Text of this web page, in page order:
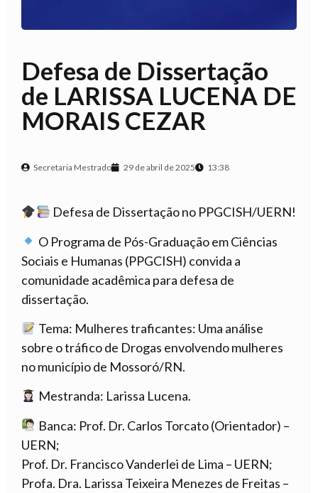
Defesa de Dissertação
de LARISSA LUCENA DE
MORAIS CEZAR
Secretaria Mestrado 29 de abril de 2025 13:38
Defesa de Dissertação no PPGCISH/UERN!
O Programa de Pós-Graduação em Ciências
Sociais e Humanas (PPGCISH) convida a
comunidade acadêmica para defesa de
dissertação.
Tema: Mulheres traficantes: Uma análise
sobre o tráfico de Drogas envolvendo mulheres
no município de Mossoró/RN.
Mestranda: Larissa Lucena.
Banca: Prof. Dr. Carlos Torcato (Orientador) –
UERN;
Prof. Dr. Francisco Vanderlei de Lima – UERN;
Profa. Dra. Larissa Teixeira Menezes de Freitas –